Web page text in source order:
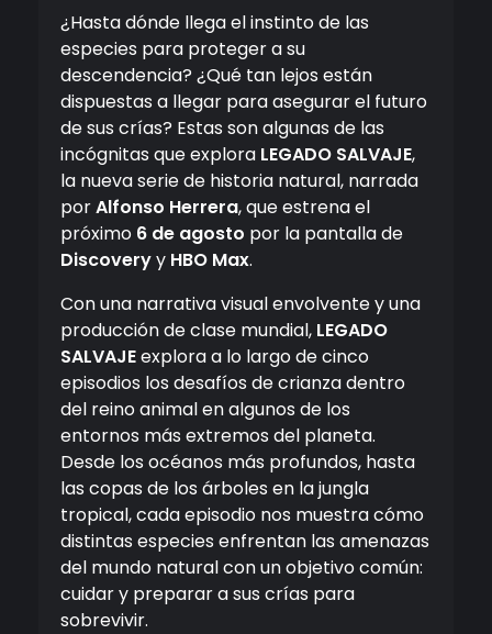
¿Hasta dónde llega el instinto de las
especies para proteger a su
descendencia? ¿Qué tan lejos están
dispuestas a llegar para asegurar el futuro
de sus crías? Estas son algunas de las
incógnitas que explora LEGADO SALVAJE,
la nueva serie de historia natural, narrada
porAlfonso Herrera, que estrena el
próximo 6 de agosto por la pantalla de
Discoveryy HBO Max.
Con una narrativa visual envolvente y una
producción de clase mundial, LEGADO
SALVAJEexplora a lo largo de cinco
episodios los desafíos de crianza dentro
del reino animal en algunos de los
entornos más extremos del planeta.
Desde los océanos más profundos, hasta
las copas de los árboles en la jungla
tropical, cada episodio nos muestra cómo
distintas especies enfrentan las amenazas
del mundo natural con un objetivo común:
cuidar y preparar a sus crías para
sobrevivir.